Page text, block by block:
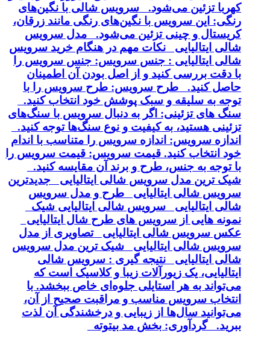
کهربا تزئین می‌شود. سرویس شالی با نگین‌های
رنگی: این سرویس با نگین‌های رنگی مانند زرقان،
کریستال و چینی تزئین می‌شود. مدل سرویس
شالی ایتالیایی نکات مهم در هنگام خرید سرویس
شالی ایتالیایی : جنس سرویس: جنس سرویس را
با دقت بررسی کنید و از اصل بودن آن اطمینان
حاصل کنید. طرح سرویس: طرح سرویس را با
توجه به سلیقه و سبک پوشش خود انتخاب کنید.
سنگ های تزئینی: اگر به دنبال سرویس با سنگ‌های
تزئینی هستید، به کیفیت و نوع سنگ‌ها توجه کنید.
اندازه سرویس: اندازه سرویس را متناسب با اندام
خود انتخاب کنید. قیمت سرویس: قیمت سرویس را
با توجه به جنس، طرح و برند آن مقایسه کنید.
شیک ترین مدل سرویس شالی ایتالیایی جدیدترین
سرویس شالی ایتالیایی طرح و مدل سرویس
شالی ایتالیایی سرویس شالی ایتالیایی شیک
نمونه هایی از سرویس های طرح شال ایتالیایی
عکس سرویس شالی ایتالیایی تصاویری از مدل
سرویس شالی ایتالیایی شیک ترین مدل سرویس
شالی ایتالیایی نتیجه گیری : سرویس شالی
ایتالیایی، یک زیورآلات زیبا و کلاسیک است که
می‌تواند به هر استایلی جلوه‌ای خاص ببخشد. با
انتخاب سرویس مناسب و مراقبت صحیح از آن،
می‌توانید سال‌ها از زیبایی و درخشندگی آن لذت
ببرید. گردآوری: بخش مد بیتوته